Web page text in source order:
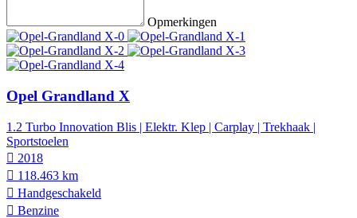
Opmerkingen
Opel Grandland X
1.2 Turbo Innovation Blis | Elektr. Klep | Carplay | Trekhaak |
Sportstoelen
2018
118.463 km
Hand­geschakeld
Benzine